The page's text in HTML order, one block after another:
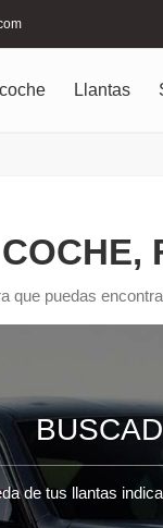
Llantas
que puedas
de tus llantas